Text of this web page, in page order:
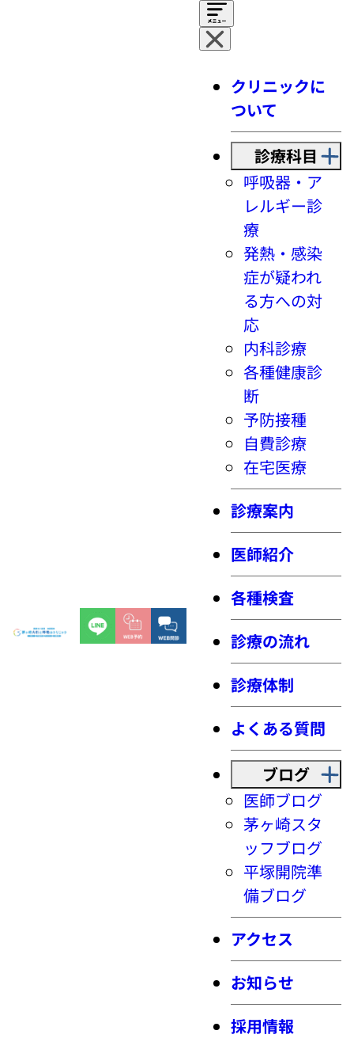
クリニックに
ついて
診療科目
呼吸器・ア
レルギー診
療
発熱・感染
症が疑われ
る方への対
応
内科診療
各種健康診
断
予防接種
自費診療
在宅医療
診療案内
医師紹介
各種検査
診療の流れ
診療体制
よくある質問
ブログ
医師ブログ
茅ヶ崎スタ
ッフブログ
平塚開院準
備ブログ
アクセス
お知らせ
採用情報